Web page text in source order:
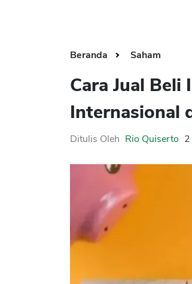
Beranda Saham
Cara Jual Beli
Internasional
Ditulis Oleh Rio Quiserto